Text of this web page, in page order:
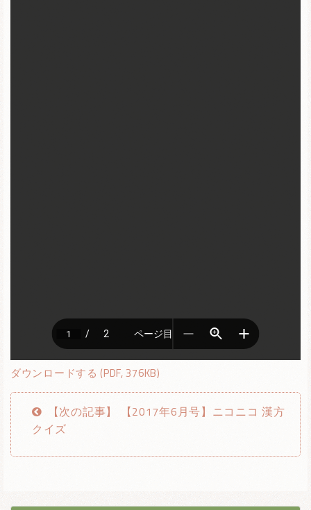
ダウンロードする (PDF, 376KB)
【次の記事】 【2017年6月号】ニコニコ 漢方
クイズ